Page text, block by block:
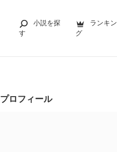
小説を探
す
ランキン
グ
プロフィール